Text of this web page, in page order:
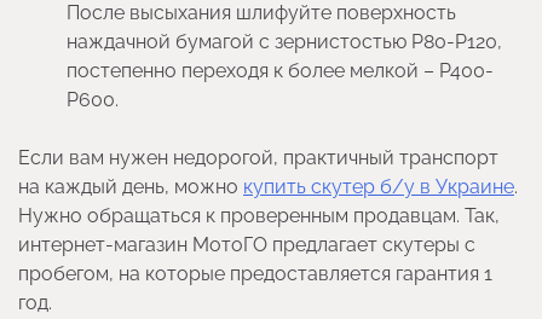
После высыхания шлифуйте поверхность
наждачной бумагой с зернистостью P80-P120,
постепенно переходя к более мелкой – P400-
P600.
Если вам нужен недорогой, практичный транспорт
на каждый день, можно купить скутер б/у в Украине.
Нужно обращаться к проверенным продавцам. Так,
интернет-магазин МотоГО предлагает скутеры с
пробегом, на которые предоставляется гарантия 1
год.